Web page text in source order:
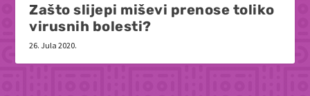
Zašto slijepi miševi prenose toliko
virusnih bolesti?
26. Jula 2020.